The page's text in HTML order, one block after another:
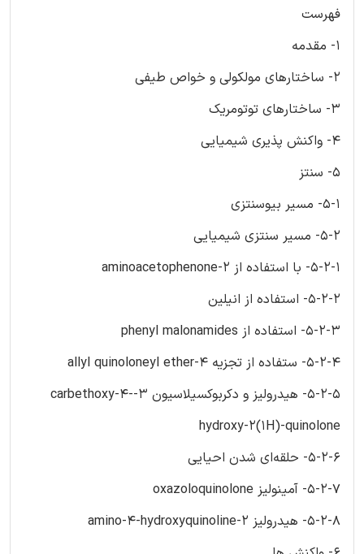
فهرست
1- مقدمه
2- ساختارهای مولکولی و خواص طیفی
3- ساختارهای توتومریک
4- واکنش پذیری شیمیایی
5- سنتز
5-1- مسیر بیوسنتزی
5-2- مسیر سنتزی شیمیایی
5-2-1- با استفاده از 2-aminoacetophenone
5-2-2- استفاده از انیلین
5-2-3- استفاده از phenyl malonamides
5-2-4- ستفاده از تجزیه 4-allyl quinoloneyl ether
5-2-5- هیدرولیز و دکربوکسیلاسیون 3-carbethoxy-4-
hydroxy-2(1H)-quinolone
5-2-6- حلقه‌ای شدن احیایی
5-2-7- آمینولیز oxazoloquinolone
5-2-8- هیدرولیز 2-amino-4-hydroxyquinoline